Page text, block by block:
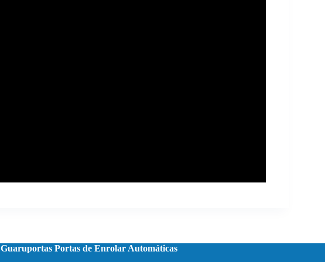
Guaruportas Portas de Enrolar Automáticas